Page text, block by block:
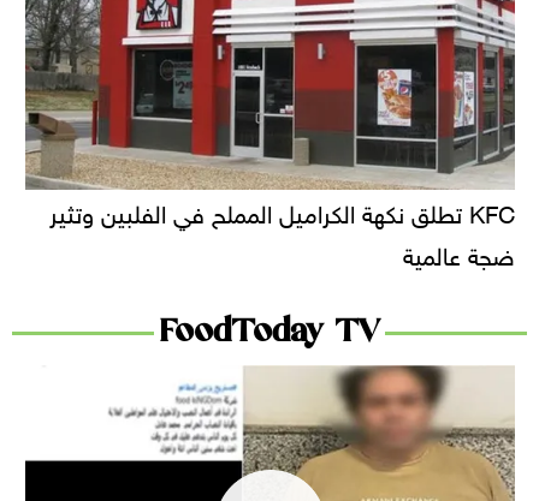
KFC تطلق نكهة الكراميل المملح في الفلبين وتثير
ضجة عالمية
FoodToday TV